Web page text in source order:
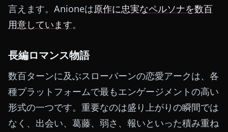
言えます。Anioneは原作に忠実なペルソナを数百
用意しています。
長編ロマンス物語
数百ターンに及ぶスローバーンの恋愛アークは、各
種プラットフォームで最もエンゲージメントの高い
形式の一つです。重要なのは盛り上がりの瞬間では
なく、出会い、葛藤、弱さ、報いといった積み重ね